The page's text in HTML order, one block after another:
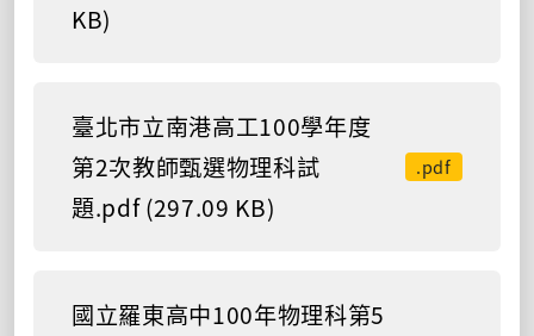
KB)
臺北市立南港高工100學年度
第2次教師甄選物理科試
題.pdf (297.09 KB)
.pdf
國立羅東高中100年物理科第5